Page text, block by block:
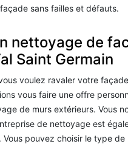
sans failles et défauts.
nettoyage de
Saint Germain
voulez ravaler votre
vous faire une offre
de murs extérieurs. Vous
de nettoyage est
pouvez choisir le type